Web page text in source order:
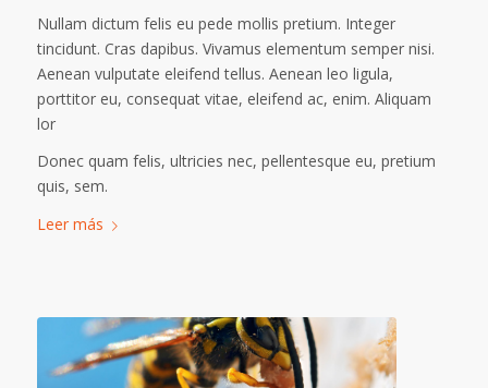
Nullam dictum felis eu pede mollis pretium. Integer
tincidunt. Cras dapibus. Vivamus elementum semper nisi.
Aenean vulputate eleifend tellus. Aenean leo ligula,
porttitor eu, consequat vitae, eleifend ac, enim. Aliquam
lor
Donec quam felis, ultricies nec, pellentesque eu, pretium
quis, sem.
Leer más